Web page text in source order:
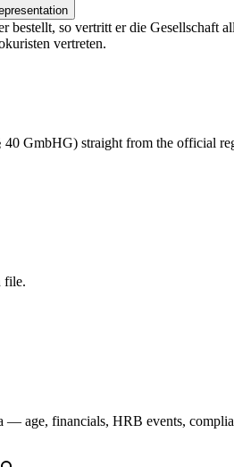
bestellt, so vertritt er die Gesellschaft
vertreten.
40 GmbHG) straight from the official
file.
— age, financials, HRB events,